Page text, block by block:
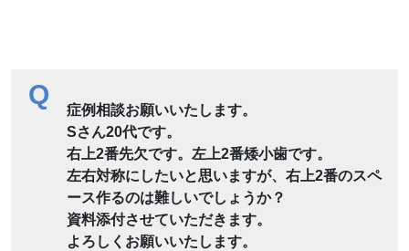
Q
症例相談お願いいたします。
Sさん20代です。
右上2番先欠です。左上2番矮小歯です。
左右対称にしたいと思いますが、右上2番のスペ
ース作るのは難しいでしょうか？
資料添付させていただきます。
よろしくお願いいたします。